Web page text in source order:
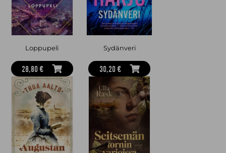
Loppupeli
28,80 €
Sydänveri
30,20 €